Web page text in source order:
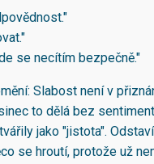
se necítím bezpečně."
Slabost není v
to dělá bez
jako "jistota".
se hroutí, protože už